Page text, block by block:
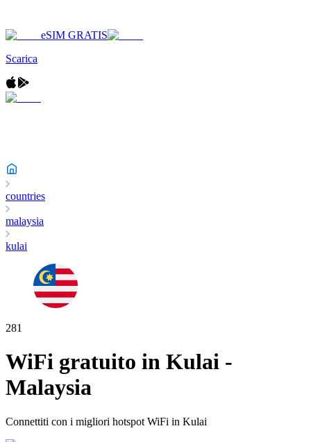
eSIM GRATIS
Scarica
countries
malaysia
kulai
281
WiFi gratuito in Kulai -
Malaysia
Connettiti con i migliori hotspot WiFi in Kulai